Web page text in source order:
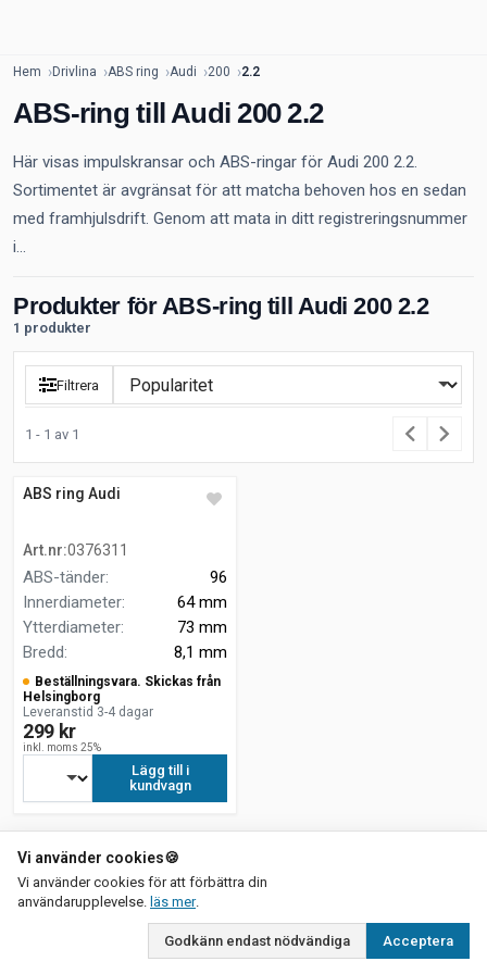
Hem Drivlina ABS ring Audi 200 2.2
ABS-ring till Audi 200 2.2
Här visas impulskransar och ABS-ringar för Audi 200 2.2.
Sortimentet är avgränsat för att matcha behoven hos en sedan
med framhjulsdrift. Genom att mata in ditt registreringsnummer
i...
Produkter för ABS-ring till Audi 200 2.2
1 produkter
Filtrera
1 - 1 av 1
ABS ring Audi
Art.nr:0376311
ABS-tänder:
96
Innerdiameter:
64 mm
Ytterdiameter:
73 mm
Bredd: 8,1 mm
Beställningsvara. Skickas från
Helsingborg
Leveranstid 3-4 dagar
299 kr
inkl. moms 25%
Lägg till i
kundvagn
Vi använder cookies🍪
Vi använder cookies för att förbättra din
användarupplevelse. läs merom vår integritetspolicy
.
Godkänn endast nödvändiga Acceptera